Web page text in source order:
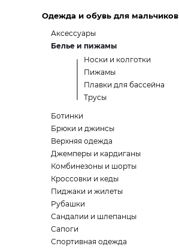
Одежда и обувь для мальчиков
Аксессуары
Белье и пижамы
Носки и колготки
Пижамы
Плавки для бассейна
Трусы
Ботинки
Брюки и джинсы
Верхняя одежда
Джемперы и кардиганы
Комбинезоны и шорты
Кроссовки и кеды
Пиджаки и жилеты
Рубашки
Сандалии и шлепанцы
Сапоги
Спортивная одежда